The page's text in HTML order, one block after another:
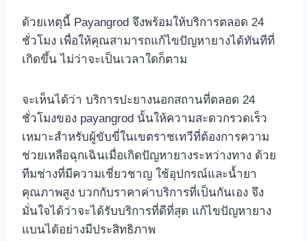
ด้วยเหตุนี้ Payangrod จึงพร้อมให้บริการตลอด 24
ชั่วโมง เพื่อให้คุณสามารถแก้ไขปัญหายางได้ทันทีที่
เกิดขึ้น ไม่ว่าจะเป็นเวลาใดก็ตาม
จะเห็นได้ว่า บริการปะยางนอกสถานที่ตลอด 24
ชั่วโมงของ payangrod นั้นให้ความสะดวกรวดเร็ว
เหมาะสำหรับผู้ขับขี่ในเขตราชเทวีที่ต้องการความ
ช่วยเหลือฉุกเฉินเมื่อเกิดปัญหายางระหว่างทาง ด้วย
ทีมช่างที่มีความเชี่ยวชาญ ใช้อุปกรณ์และน้ำยา
คุณภาพสูง บวกกับราคาค่าบริการที่เป็นกันเอง จึง
มั่นใจได้ว่าจะได้รับบริการที่ดีที่สุด แก้ไขปัญหายาง
แบนได้อย่างมีประสิทธิภาพ